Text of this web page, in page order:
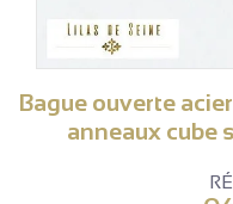
Bague ouverte
anneaux cube